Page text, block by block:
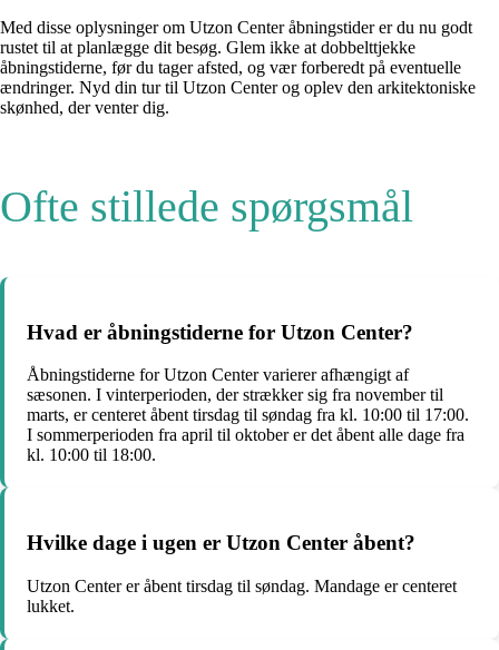
Med disse oplysninger om Utzon Center åbningstider er du nu godt
rustet til at planlægge dit besøg. Glem ikke at dobbelttjekke
åbningstiderne, før du tager afsted, og vær forberedt på eventuelle
ændringer. Nyd din tur til Utzon Center og oplev den arkitektoniske
skønhed, der venter dig.
Ofte stillede spørgsmål
Hvad er åbningstiderne for Utzon Center?
Åbningstiderne for Utzon Center varierer afhængigt af
sæsonen. I vinterperioden, der strækker sig fra november til
marts, er centeret åbent tirsdag til søndag fra kl. 10:00 til 17:00.
I sommerperioden fra april til oktober er det åbent alle dage fra
kl. 10:00 til 18:00.
Hvilke dage i ugen er Utzon Center åbent?
Utzon Center er åbent tirsdag til søndag. Mandage er centeret
lukket.